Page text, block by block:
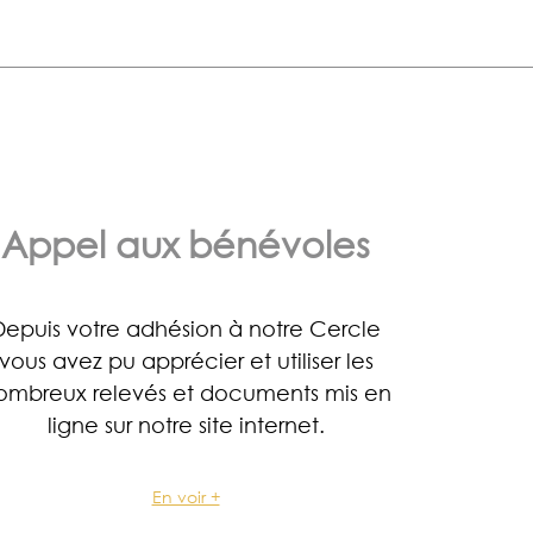
Appel aux bénévoles
votre adhésion à notre Cercle
vous avez pu apprécier et utiliser les
relevés et documents mis en
ligne sur notre site internet.
En voir +